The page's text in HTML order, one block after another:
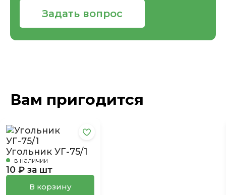
Задать вопрос
Вам пригодится
Угольник УГ-75/1
в наличии
10 ₽ за шт
В корзину